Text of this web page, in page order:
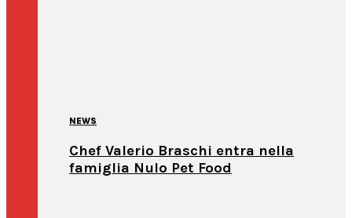
NEWS
Chef Valerio Braschi entra nella
famiglia Nulo Pet Food